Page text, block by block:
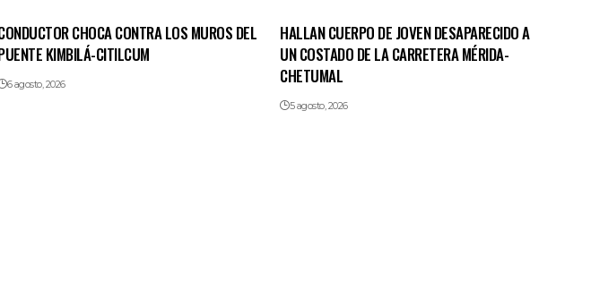
CHOCA CONTRA LOS MUROS DEL
KIMBILÁ-CITILCUM
6 agosto, 2026
HALLAN CUERPO DE JOVEN DESAPARECIDO A
UN COSTADO DE LA CARRETERA MÉRIDA-
CHETUMAL
5 agosto, 2026